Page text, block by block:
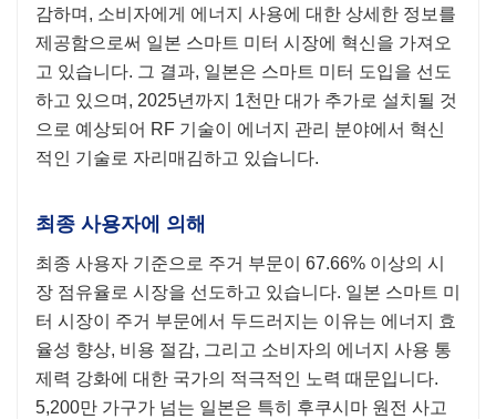
감하며, 소비자에게 에너지 사용에 대한 상세한 정보를
제공함으로써 일본 스마트 미터 시장에 혁신을 가져오
고 있습니다. 그 결과, 일본은 스마트 미터 도입을 선도
하고 있으며, 2025년까지 1천만 대가 추가로 설치될 것
으로 예상되어 RF 기술이 에너지 관리 분야에서 혁신
적인 기술로 자리매김하고 있습니다.
최종 사용자에 의해
최종 사용자 기준으로 주거 부문이 67.66% 이상의 시
장 점유율로 시장을 선도하고 있습니다. 일본 스마트 미
터 시장이 주거 부문에서 두드러지는 이유는 에너지 효
율성 향상, 비용 절감, 그리고 소비자의 에너지 사용 통
제력 강화에 대한 국가의 적극적인 노력 때문입니다.
5,200만 가구가 넘는 일본은 특히 후쿠시마 원전 사고